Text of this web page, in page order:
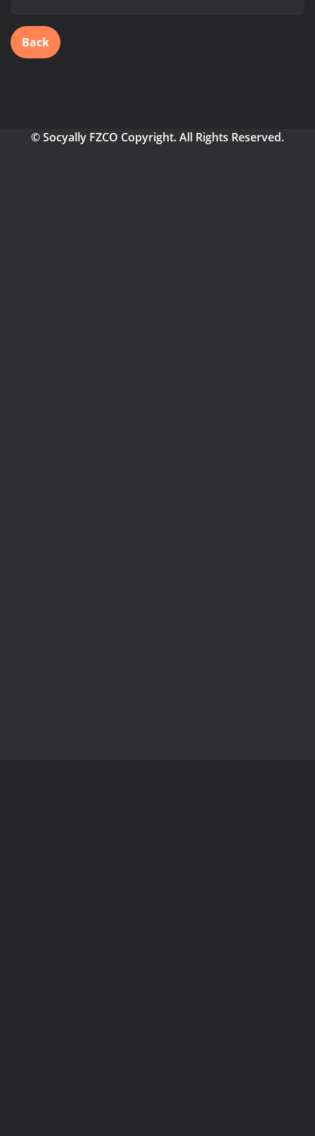
Back
© Socyally FZCO Copyright. All Rights Reserved.